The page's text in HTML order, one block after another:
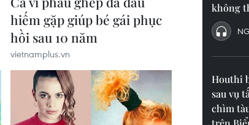
không
Houthi
sau vụ
chìm